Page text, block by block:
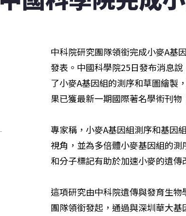
中科院研究團隊領銜完成小麥A基
發表。中國科學院25日發布消息
了小麥A基因組的測序和草圖繪製
果已獲最新一期國際著名學術刊物
專家稱，小麥A基因組測序和基因
視角，並為多倍體小麥基因組的
和分子標記有助於加速小麥的遺
這項研究由中科院遺傳與發育生
團隊領銜發起，通過與深圳華大